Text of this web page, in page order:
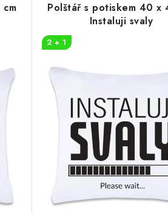
Polštář s potiskem 40 x
Instaluji svaly
2 + 1